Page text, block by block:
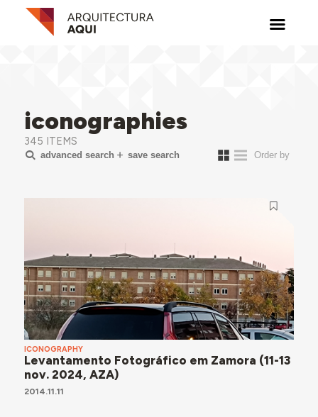
iconographies
345 ITEMS
advanced search save search
ICONOGRAPHY
Levantamento Fotográfico em Zamora (11-13
nov. 2024, AZA)
2014.11.11